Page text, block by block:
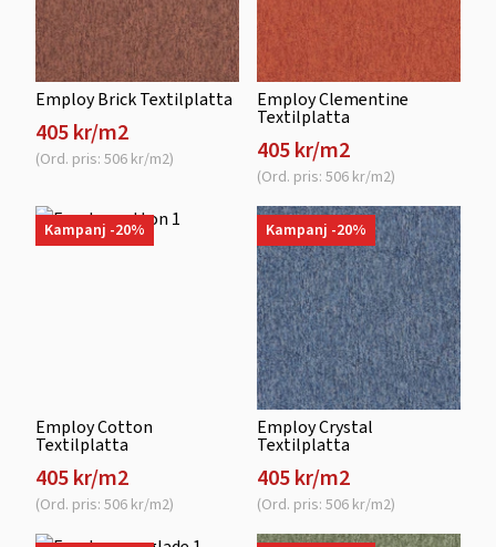
Employ Brick Textilplatta
405 kr/m2
(Ord. pris: 506 kr/m2)
Employ Clementine
Textilplatta
405 kr/m2
(Ord. pris: 506 kr/m2)
Kampanj -20%
Employ Cotton
Textilplatta
405 kr/m2
(Ord. pris: 506 kr/m2)
Kampanj -20%
Employ Crystal
Textilplatta
405 kr/m2
(Ord. pris: 506 kr/m2)